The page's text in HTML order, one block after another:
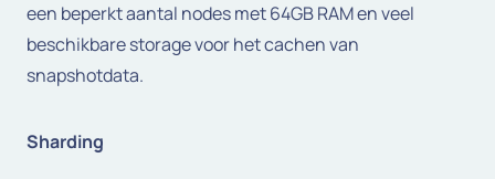
een beperkt aantal nodes met 64GB RAM en veel
beschikbare storage voor het cachen van
snapshotdata.
Sharding